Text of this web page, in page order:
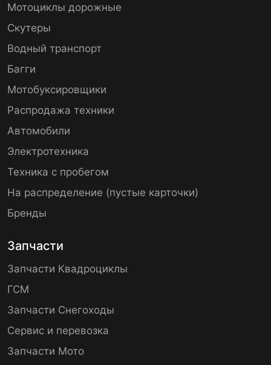
Мотоциклы дорожные
Скутеры
Водный транспорт
Багги
Мотобуксировщики
Распродажа техники
Автомобили
Электротехника
Техника с пробегом
На распределение (пустые карточки)
Бренды
Запчасти
Запчасти Квадроциклы
ГСМ
Запчасти Снегоходы
Сервис и перевозка
Запчасти Мото